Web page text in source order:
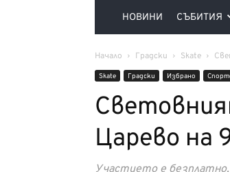
НОВИНИ СЪБИТИЯ
Начало Градски Skate
Skate Градски Избрано
Царево на
Участието е безплатно,